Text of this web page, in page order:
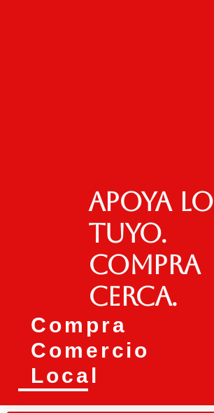
Apoya lo
tuyo.
Compra
cerca.
Compra
Comercio
Local